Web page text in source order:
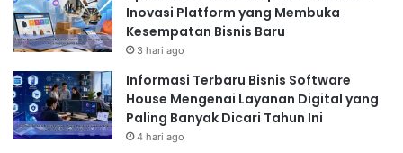
Read Also:
Pernah Terpuruk Tapi Kini Sukses Besar"
Bermula dari Hobi, Kini Jadi Bisnis Milyaran!
Ini Dia Inspirasi Bisnis Anak Muda Zaman
Inovasi Platform yang Membuka
Kesempatan Bisnis Baru
3 hari ago
Informasi Terbaru Bisnis Software
House Mengenai Layanan Digital yang
Paling Banyak Dicari Tahun Ini
4 hari ago